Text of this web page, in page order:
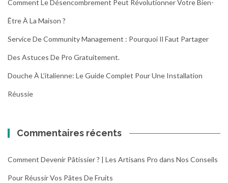
Comment Le Désencombrement Peut Révolutionner Votre Bien-
Être À La Maison ?
Service De Community Management : Pourquoi Il Faut Partager
Des Astuces De Pro Gratuitement.
Douche À L’italienne: Le Guide Complet Pour Une Installation
Réussie
Commentaires récents
Comment Devenir Pâtissier ? | Les Artisans Pro dans Nos Conseils
Pour Réussir Vos Pâtes De Fruits